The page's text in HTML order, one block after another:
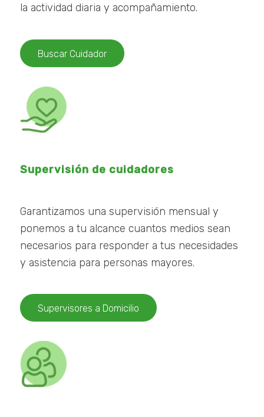
la actividad diaria y acompañamiento.
Buscar Cuidador
Supervisión de cuidadores
Garantizamos una supervisión mensual y
ponemos a tu alcance cuantos medios sean
necesarios para responder a tus necesidades
y asistencia para personas mayores.
Supervisores a Domicilio